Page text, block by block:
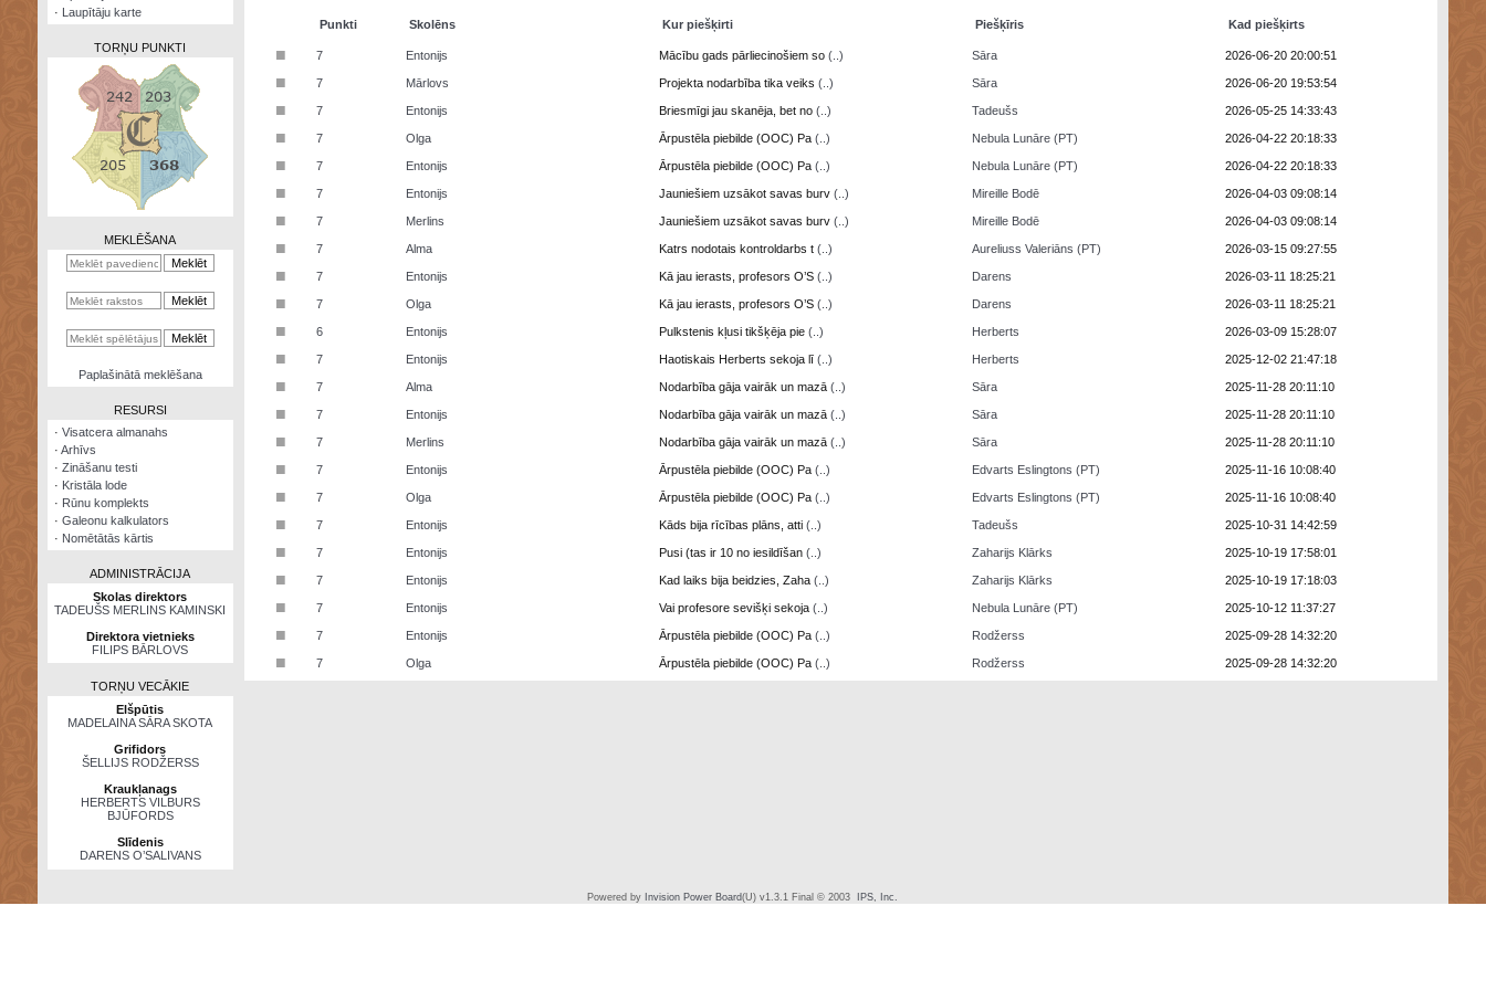
kalkulators
· Laupītāju karte
TORŅU PUNKTI
MEKLĒŠANA
Paplašinātā meklēšana
RESURSI
· Visatcera almanahs
· Arhīvs
· Zināšanu testi
· Kristāla lode
· Rūnu komplekts
· Galeonu kalkulators
· Nomētātās kārtis
ADMINISTRĀCIJA
Skolas direktors
TADEUŠS MERLINS KAMINSKI
Direktora vietnieks
FILIPS BĀRLOVS
TORŅU VECĀKIE
Elšpūtis
MADELAINA SĀRA SKOTA
Grifidors
ŠELLIJS RODŽERSS
Kraukļanags
HERBERTS VILBURS
BJŪFORDS
Slīdenis
DARENS O’SALIVANS
Punkti Skolēns Kur piešķirti Piešķīris Kad piešķirts
■ 7 Entonijs Mācību gads pārliecinošiem so (..) Sāra 2026-06-20 20:00:51
■ 7 Mārlovs Projekta nodarbība tika veiks (..) Sāra 2026-06-20 19:53:54
■ 7 Entonijs Briesmīgi jau skanēja, bet no (..) Tadeušs 2026-05-25 14:33:43
■ 7 Olga Ārpustēla piebilde (OOC) Pa (..) Nebula Lunāre (PT) 2026-04-22 20:18:33
■ 7 Entonijs Ārpustēla piebilde (OOC) Pa (..) Nebula Lunāre (PT) 2026-04-22 20:18:33
■ 7 Entonijs Jauniešiem uzsākot savas burv (..) Mireille Bodē 2026-04-03 09:08:14
■ 7 Merlins Jauniešiem uzsākot savas burv (..) Mireille Bodē 2026-04-03 09:08:14
■ 7 Alma Katrs nodotais kontroldarbs t (..) Aureliuss Valeriāns (PT) 2026-03-15 09:27:55
■ 7 Entonijs Kā jau ierasts, profesors O’S (..) Darens 2026-03-11 18:25:21
■ 7 Olga Kā jau ierasts, profesors O’S (..) Darens 2026-03-11 18:25:21
■ 6 Entonijs Pulkstenis kļusi tikšķēja pie (..) Herberts 2026-03-09 15:28:07
■ 7 Entonijs Haotiskais Herberts sekoja lī (..) Herberts 2025-12-02 21:47:18
■ 7 Alma Nodarbība gāja vairāk un mazā (..) Sāra 2025-11-28 20:11:10
■ 7 Entonijs Nodarbība gāja vairāk un mazā (..) Sāra 2025-11-28 20:11:10
■ 7 Merlins Nodarbība gāja vairāk un mazā (..) Sāra 2025-11-28 20:11:10
■ 7 Entonijs Ārpustēla piebilde (OOC) Pa (..) Edvarts Eslingtons (PT) 2025-11-16 10:08:40
■ 7 Olga Ārpustēla piebilde (OOC) Pa (..) Edvarts Eslingtons (PT) 2025-11-16 10:08:40
■ 7 Entonijs Kāds bija rīcības plāns, atti (..) Tadeušs 2025-10-31 14:42:59
■ 7 Entonijs Pusi (tas ir 10 no iesildīšan (..) Zaharijs Klārks 2025-10-19 17:58:01
■ 7 Entonijs Kad laiks bija beidzies, Zaha (..) Zaharijs Klārks 2025-10-19 17:18:03
■ 7 Entonijs Vai profesore sevišķi sekoja (..) Nebula Lunāre (PT) 2025-10-12 11:37:27
■ 7 Entonijs Ārpustēla piebilde (OOC) Pa (..) Rodžerss 2025-09-28 14:32:20
■ 7 Olga Ārpustēla piebilde (OOC) Pa (..) Rodžerss 2025-09-28 14:32:20
Powered by Invision Power Board(U) v1.3.1 Final © 2003 IPS, Inc.